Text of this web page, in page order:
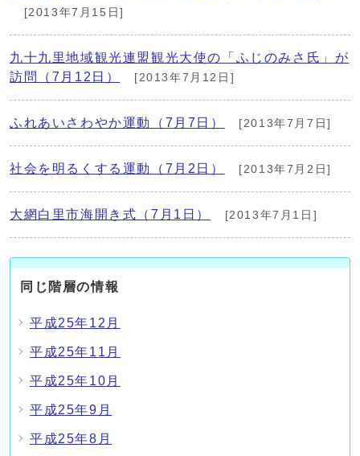
[2013年7月15日]
九十九里地域観光連盟観光大使の「ふじのみさ氏」が
訪問（7月12日）
[2013年7月12日]
ふれあいさわやか運動（7月7日） [2013年7月7日]
社会を明るくする運動（7月2日） [2013年7月2日]
大網白里市海開き式（7月1日） [2013年7月1日]
同じ階層の情報
平成25年12月
平成25年11月
平成25年10月
平成25年9月
平成25年8月